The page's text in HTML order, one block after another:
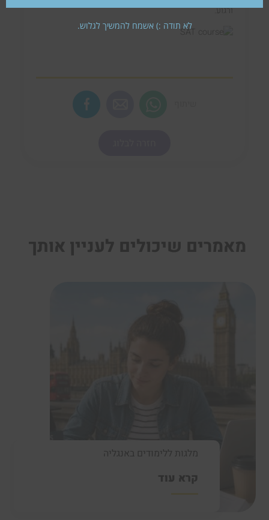
ורגוע.
מאמרים שיכולים לעניין אותך
מלגות ללימודים באנגליה
קרא עוד
לא תודה :) אשמח להמשיך לגלוש.